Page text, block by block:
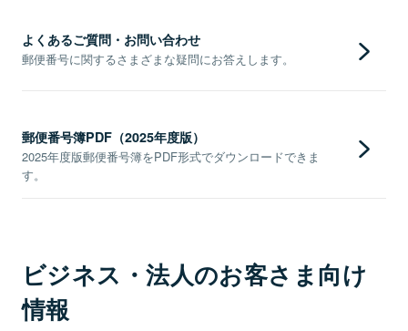
よくあるご質問・お問い合わせ
郵便番号に関するさまざまな疑問にお答えします。
郵便番号簿PDF（2025年度版）
2025年度版郵便番号簿をPDF形式でダウンロードできま
す。
ビジネス・法人のお客さま向け
情報